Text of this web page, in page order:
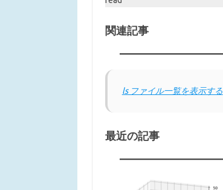
関連記事
ls ファイル一覧を表示する
最近の記事